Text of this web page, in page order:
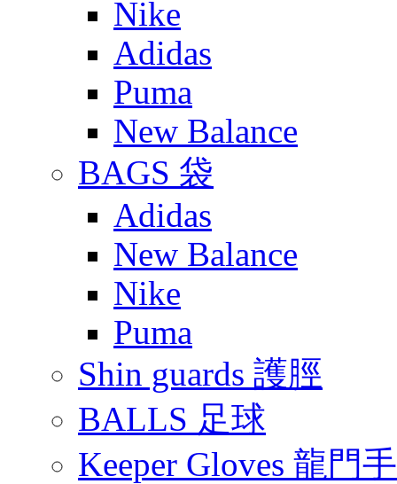
Nike
Adidas
Puma
New Balance
BAGS 袋
Adidas
New Balance
Nike
Puma
Shin guards 護脛
BALLS 足球
Keeper Gloves 龍門